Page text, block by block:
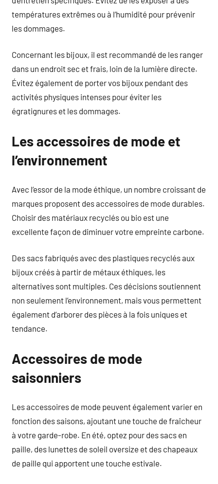
températures extrêmes ou à l’humidité pour prévenir
les dommages.
Concernant les bijoux, il est recommandé de les ranger
dans un endroit sec et frais, loin de la lumière directe.
Évitez également de porter vos bijoux pendant des
activités physiques intenses pour éviter les
égratignures et les dommages.
Les accessoires de mode et
l’environnement
Avec l’essor de la mode éthique, un nombre croissant de
marques proposent des accessoires de mode durables.
Choisir des matériaux recyclés ou bio est une
excellente façon de diminuer votre empreinte carbone.
Des sacs fabriqués avec des plastiques recyclés aux
bijoux créés à partir de métaux éthiques, les
alternatives sont multiples. Ces décisions soutiennent
non seulement l’environnement, mais vous permettent
également d’arborer des pièces à la fois uniques et
tendance.
Accessoires de mode
saisonniers
Les accessoires de mode peuvent également varier en
fonction des saisons, ajoutant une touche de fraîcheur
à votre garde-robe. En été, optez pour des sacs en
paille, des lunettes de soleil oversize et des chapeaux
de paille qui apportent une touche estivale.